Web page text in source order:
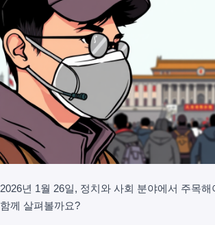
2026년 1월 26일, 정치와 사회 분야에서 주목
함께 살펴볼까요?